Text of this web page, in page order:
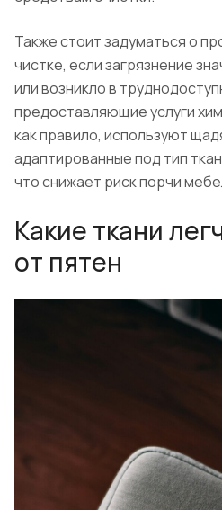
Также стоит задуматься о
чистке, если загрязнение
или возникло в
предоставляющие услуги
как правило, используют
адаптированные под тип
что снижает риск порчи
Какие ткани
от пятен